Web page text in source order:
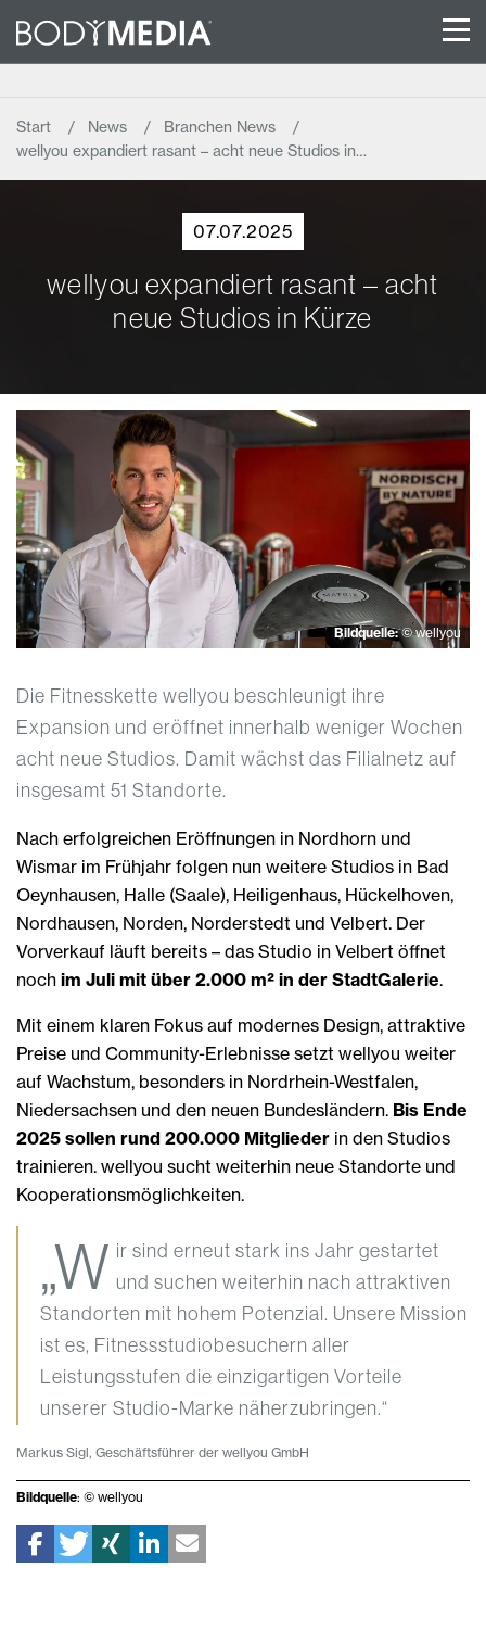
Start News
Branchen News
wellyou expandiert rasant – acht neue Studios in…
07.07.2025
wellyou expandiert rasant – acht
neue Studios in Kürze
Bildquelle:© wellyou
Die Fitnesskette wellyou beschleunigt ihre
Expansion und eröffnet innerhalb weniger Wochen
acht neue Studios. Damit wächst das Filialnetz auf
insgesamt 51 Standorte.
Nach erfolgreichen Eröffnungen in Nordhorn und
Wismar im Frühjahr folgen nun weitere Studios in Bad
Oeynhausen, Halle (Saale), Heiligenhaus, Hückelhoven,
Nordhausen, Norden, Norderstedt und Velbert. Der
Vorverkauf läuft bereits – das Studio in Velbert öffnet
noch im Juli mit über 2.000 m² in der StadtGalerie.
Mit einem klaren Fokus auf modernes Design, attraktive
Preise und Community-Erlebnisse setzt wellyou weiter
auf Wachstum, besonders in Nordrhein-Westfalen,
Niedersachsen und den neuen Bundesländern. Bis Ende
2025 sollen rund 200.000 Mitglieder in den Studios
trainieren. wellyou sucht weiterhin neue Standorte und
Kooperationsmöglichkeiten.
„W ir sind erneut stark ins Jahr gestartet
und suchen weiterhin nach attraktiven
Standorten mit hohem Potenzial. Unsere Mission
ist es, Fitnessstudiobesuchern aller
Leistungsstufen die einzigartigen Vorteile
unserer Studio-Marke näherzubringen.“
Markus Sigl, Geschäftsführer der wellyou GmbH
Bildquelle: © wellyou